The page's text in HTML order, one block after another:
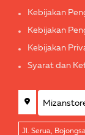
Kebijakan
Kebijakan
Kebijakan
Syarat dan
Jl. Serua,